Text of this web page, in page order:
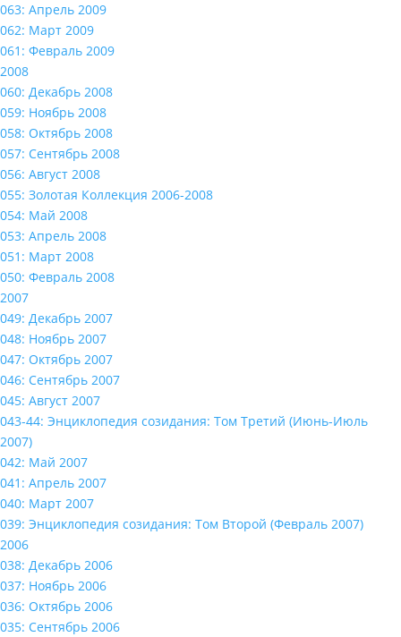
063: Апрель 2009
062: Март 2009
061: Февраль 2009
2008
060: Декабрь 2008
059: Ноябрь 2008
058: Октябрь 2008
057: Сентябрь 2008
056: Август 2008
055: Золотая Коллекция 2006-2008
054: Май 2008
053: Апрель 2008
051: Март 2008
050: Февраль 2008
2007
049: Декабрь 2007
048: Ноябрь 2007
047: Октябрь 2007
046: Сентябрь 2007
045: Август 2007
043-44: Энциклопедия созидания: Том Третий (Июнь-Июль
2007)
042: Май 2007
041: Апрель 2007
040: Март 2007
039: Энциклопедия созидания: Том Второй (Февраль 2007)
2006
038: Декабрь 2006
037: Ноябрь 2006
036: Октябрь 2006
035: Сентябрь 2006